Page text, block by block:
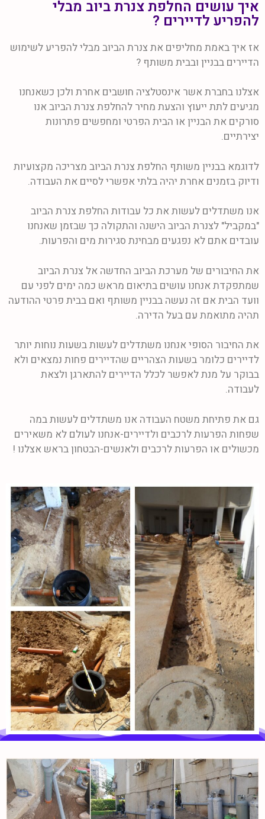
איך עושים החלפת צנרת ביוב מבלי
להפריע לדיירים ?
אז איך באמת מחליפים את צנרת הביוב מבלי להפריע לשימוש
הדיירים בבניין ובבית משותף ?
אצלנו בחברת אשר אינסטלציה חושבים אחרת ולכן כשאנחנו
מגיעים לתת ייעוץ והצעת מחיר להחלפת צנרת הביוב אנו
סורקים את הבניין או הבית הפרטי ומחפשים פתרונות
יצירתיים.
לדוגמא בבניין משותף החלפת צנרת הביוב מצריכה מקצועיות
ודיוק בזמנים אחרת יהיה בלתי אפשרי לסיים את העבודה.
אנו משתדלים לעשות את כל עבודות החלפת צנרת הביוב
"במקביל" לצנרת הביוב הישנה והתקולה כך שבזמן שאנחנו
עובדים אתם לא נפגעים מבחינת סגירות מים והפרעות.
את החיבורים של מערכת הביוב החדשה אל צנרת הביוב
שמתפקדת אנחנו עושים בתיאום מראש כמה ימים לפני עם
וועד הבית אם זה נעשה בבניין משותף ואם בבית פרטי ההודעה
תהיה מתואמת עם בעל הדירה.
את החיבור הסופי אנחנו משתדלים לעשות בשעות נוחות יותר
לדיירים כלומר בשעות הצהריים שהדיירים פחות נמצאים ולא
בבוקר על מנת לאפשר לכלל הדיירים להתארגן ולצאת
לעבודה.
גם את פתיחת משטח העבודה אנו משתדלים לעשות במה
שפחות הפרעות לרכבים ולדיירים-אנחנו לעולם לא משאירים
מכשולים או הפרעות לרכבים ולאנשים-הבטחון בראש אצלנו !